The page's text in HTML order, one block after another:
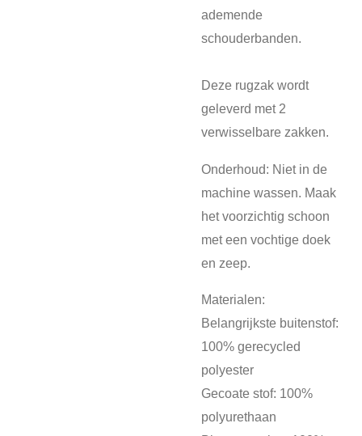
ademende
schouderbanden.
Deze rugzak wordt
geleverd met 2
verwisselbare zakken.
Onderhoud: Niet in de
machine wassen. Maak
het voorzichtig schoon
met een vochtige doek
en zeep.
Materialen:
Belangrijkste buitenstof:
100% gerecycled
polyester
Gecoate stof: 100%
polyurethaan